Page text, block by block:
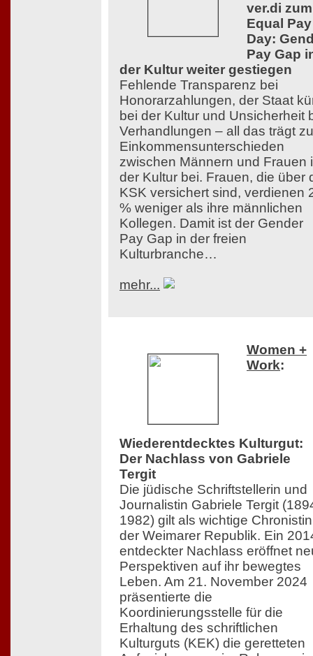
ver.di zum
Equal Pay
Day:
Pay Gap
der Kultur weiter gestiegen
Fehlende Transparenz bei
Honorarzahlungen, der Staat
bei der Kultur und Unsicherheit
Verhandlungen – all das trägt zu
Einkommensunterschieden
zwischen Männern und Frauen
der Kultur bei. Frauen, die über
KSK versichert sind, verdienen
% weniger als ihre männlichen
Kollegen. Damit ist der Gender
Pay Gap in der freien
Kulturbranche…
mehr...
Women +
Work:
Wiederentdecktes Kulturgut:
Der Nachlass von Gabriele
Tergit
Die jüdische Schriftstellerin und
Journalistin Gabriele Tergit
1982) gilt als wichtige Chronistin
der Weimarer Republik. Ein
entdeckter Nachlass eröffnet
Perspektiven auf ihr bewegtes
Leben. Am 21. November 2024
präsentierte die
Koordinierungsstelle für die
Erhaltung des schriftlichen
Kulturguts (KEK) die geretteten